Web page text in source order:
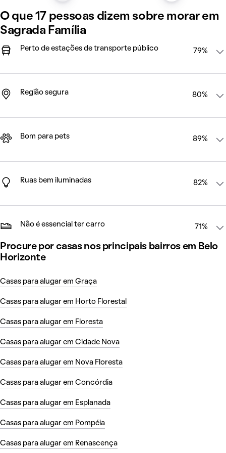
O que 17 pessoas dizem sobre morar em
Sagrada Família
Perto de estações de transporte público 79%
Região segura 80%
Bom para pets 89%
Ruas bem iluminadas 82%
Não é essencial ter carro 71%
Procure por casas nos principais bairros em Belo
Horizonte
Casas para alugar em Graça
Casas para alugar em Horto Florestal
Casas para alugar em Floresta
Casas para alugar em Cidade Nova
Casas para alugar em Nova Floresta
Casas para alugar em Concórdia
Casas para alugar em Esplanada
Casas para alugar em Pompéia
Casas para alugar em Renascença